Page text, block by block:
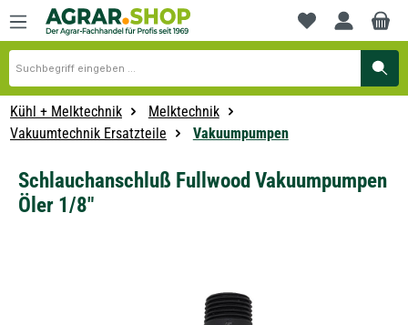
springen
Du hast 0
Kühl + Melktechnik
Melktechnik
Vakuumtechnik Ersatzteile
Vakuumpumpen
Schlauchanschluß Fullwood Vakuumpumpen
Öler 1/8"